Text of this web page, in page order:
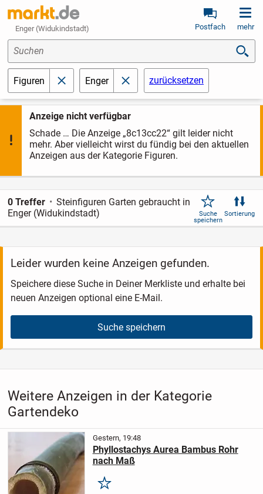
Enger (Widukindstadt) Postfach mehr
Anzeige nicht verfügbar
Schade … Die Anzeige „8c13cc22“ gilt leider nicht
mehr. Aber vielleicht wirst du fündig bei den aktuellen
Anzeigen aus der Kategorie Figuren.
Suchen
Figuren schließen
Enger schließenzurücksetzen
0 Treffer
Steinfiguren Garten gebraucht in
Enger (Widukindstadt)
Suche
speichern
Sortierung
Leider wurden keine Anzeigen gefunden.
Speichere diese Suche in Deiner Merkliste und erhalte bei
neuen Anzeigen optional eine E-Mail.
Suche speichern
Weitere Anzeigen in der Kategorie
Gartendeko
Gestern, 19:48
Phyllostachys Aurea Bambus Rohr
nach Maß
Merken